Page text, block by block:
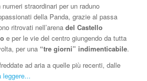
straordinari per un raduno
della Panda, grazie al passa
ritrovati nell’arena del Castello
e per le vie del centro giungendo da tutta
per una “tre giorni” indimenticabile.
ad aria a quelle più recenti, dalle
leggere...